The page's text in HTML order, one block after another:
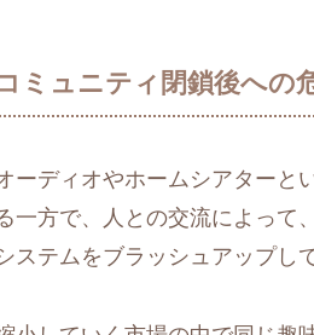
ミュニティ閉鎖後への
ーディオやホームシアターと
一方で、人との交流によって
ステムをブラッシュアップし